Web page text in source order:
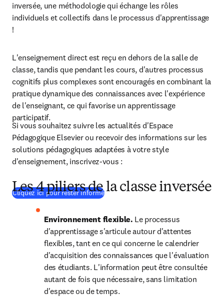
inversée, une méthodologie qui échange les rôles
individuels et collectifs dans le processus d'apprentissage
!
L'enseignement direct est reçu en dehors de la salle de
classe, tandis que pendant les cours, d'autres processus
cognitifs plus complexes sont encouragés en combinant la
pratique dynamique des connaissances avec l'expérience
de l'enseignant, ce qui favorise un apprentissage
participatif.
Si vous souhaitez suivre les actualités d'Espace
Pédagogique Elsevier ou recevoir des informations sur les
solutions pédagogiques adaptées à votre style
d'enseignement, inscrivez-vous :
Cliquez ici pour rester informé(S’ouvre dans une nouvelle fenêtre)
Les 4 piliers de la classe inversée
Environnement flexible. Le processus
d'apprentissage s'articule autour d'attentes
flexibles, tant en ce qui concerne le calendrier
d'acquisition des connaissances que l'évaluation
des étudiants. L'information peut être consultée
autant de fois que nécessaire, sans limitation
d'espace ou de temps.